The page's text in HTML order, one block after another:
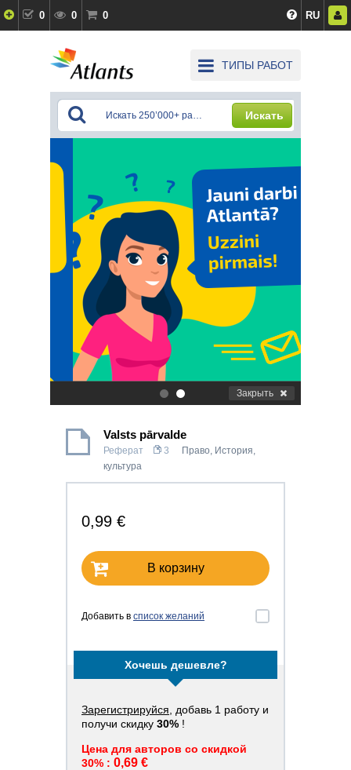
0 0 0 RU
ТИПЫ РАБОТ
Искать
. Закрыть
Valsts pārvalde
Реферат 3 Право, История,
культура
0,99 €
В корзину
Добавить в список желаний
Хочешь дешевле?
Зарегистрируйся , добавь 1 работу и
получи скидку 30% !
Цена для авторов со скидкой
30% : 0,69 €